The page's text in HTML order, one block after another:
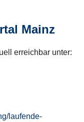
Mainz
erreichbar unter:
laufende-